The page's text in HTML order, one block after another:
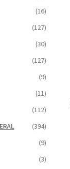
(16)
(127)
(30)
(127)
(9)
(11)
(112)
(394)
(9)
(3)